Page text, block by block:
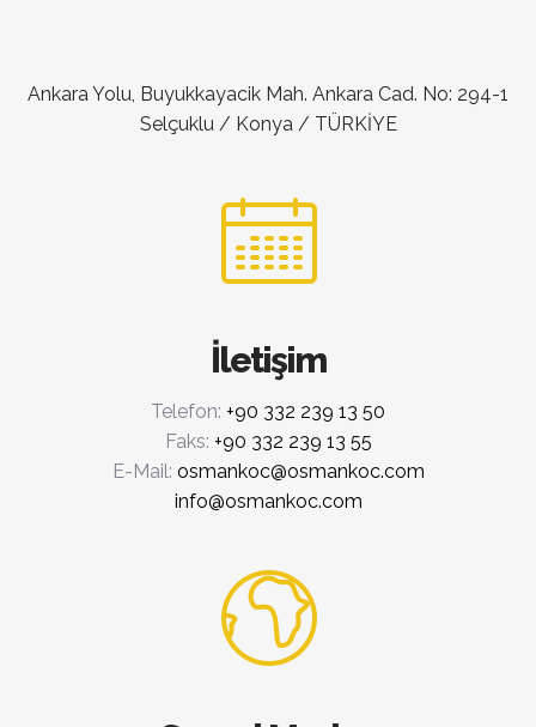
Ankara Yolu, Buyukkayacik Mah. Ankara Cad. No: 294-1
Selçuklu / Konya / TÜRKİYE
İletişim
Telefon: +90 332 239 13 50
Faks: +90 332 239 13 55
E-Mail: osmankoc@osmankoc.com
info@osmankoc.com